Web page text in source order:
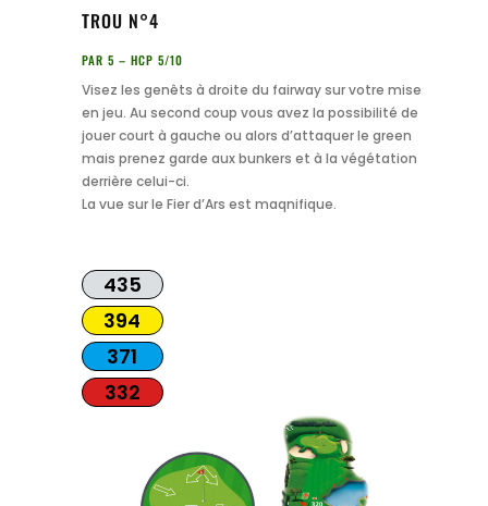
TROU N°4
PAR 5 – HCP 5/10
Visez les genêts à droite du fairway sur votre mise
en jeu. Au second coup vous avez la possibilité de
jouer court à gauche ou alors d’attaquer le green
mais prenez garde aux bunkers et à la végétation
derrière celui-ci.
La vue sur le Fier d’Ars est maqnifique.
435
394
371
332